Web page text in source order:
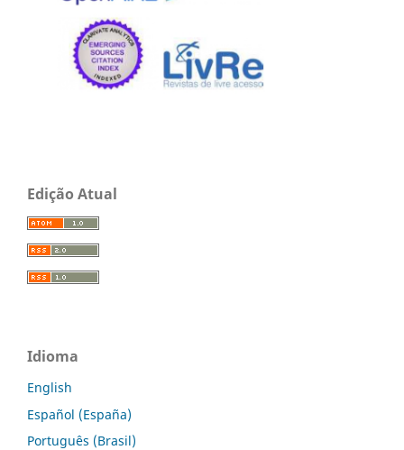
Edição Atual
Idioma
English
Español (España)
Português (Brasil)